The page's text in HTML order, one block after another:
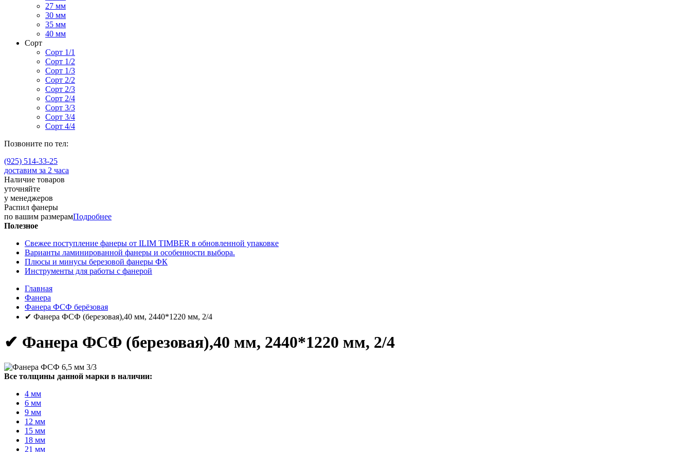
27 мм
30 мм
35 мм
40 мм
Сорт
Сорт 1/1
Сорт 1/2
Сорт 1/3
Сорт 2/2
Сорт 2/3
Сорт 2/4
Сорт 3/3
Сорт 3/4
Сорт 4/4
Позвоните по тел:
(925) 514-33-25
доставим за 2 часа
Наличие товаров
уточняйте
у менеджеров
Распил фанеры
по вашим размерамПодробнее
Полезное
Свежее поступление фанеры от ILIM TIMBER в обновленной упаковке
Варианты ламинированной фанеры и особенности выбора.
Плюсы и минусы березовой фанеры ФК
Инструменты для работы с фанерой
Главная
Фанера
Фанера ФСФ берёзовая
✔ Фанера ФСФ (березовая),40 мм, 2440*1220 мм, 2/4
✔ Фанера ФСФ (березовая),40 мм, 2440*1220 мм, 2/4
Все толщины данной марки в наличии:
4 мм
6 мм
9 мм
12 мм
15 мм
18 мм
21 мм